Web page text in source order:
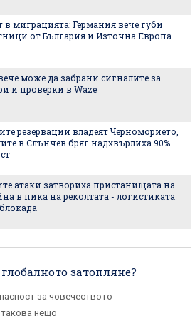
в миграцията: Германия вече губи
от България и Източна Европа
може да забрани сигналите за
и проверки в Waze
резервации владеят Черноморието,
в Слънчев бряг надхвърлиха 90%
атаки затвориха пристанищата на
в пика на реколтата - логистиката
затопляне?
за човечеството
нещо